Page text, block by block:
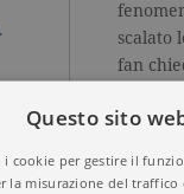
scalato
fan
che
Questo sito
cookie per gestire il
la misurazione del